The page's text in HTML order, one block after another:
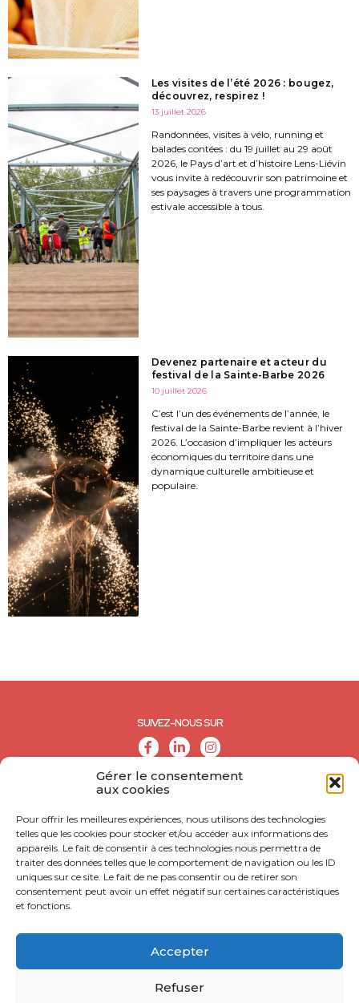
Gérer le consentement
aux cookies
Pour offrir les meilleures expériences, nous utilisons des technologies
telles que les cookies pour stocker et/ou accéder aux informations des
appareils. Le fait de consentir à ces technologies nous permettra de
traiter des données telles que le comportement de navigation ou les ID
uniques sur ce site. Le fait de ne pas consentir ou de retirer son
consentement peut avoir un effet négatif sur certaines caractéristiques
et fonctions.
Accepter
Refuser
Les visites de l’été 2026 : bougez,
découvrez, respirez !
13 juillet 2026
Randonnées, visites à vélo, running et
balades contées : du 19 juillet au 29 août
2026, le Pays d’art et d’histoire Lens-Liévin
vous invite à redécouvrir son patrimoine et
ses paysages à travers une programmation
estivale accessible à tous.
Devenez partenaire et acteur du
festival de la Sainte-Barbe 2026
10 juillet 2026
C’est l’un des événements de l’année, le
festival de la Sainte-Barbe revient à l’hiver
2026. L’occasion d’impliquer les acteurs
économiques du territoire dans une
dynamique culturelle ambitieuse et
populaire.
SUIVEZ-NOUS SUR
CONTACT
MENTIONS LÉGALES